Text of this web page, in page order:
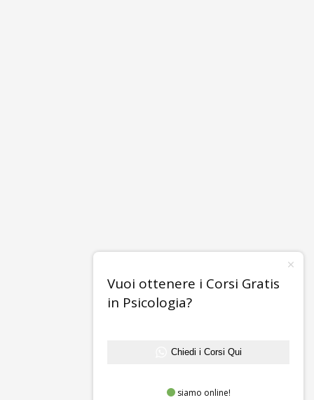
Vuoi ottenere i Corsi Gratis
in Psicologia?
Chiedi i Corsi Qui
siamo online!